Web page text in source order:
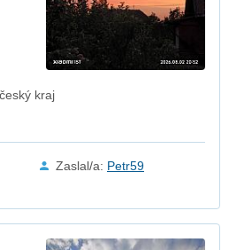
kraj
Zaslal/a: Petr59